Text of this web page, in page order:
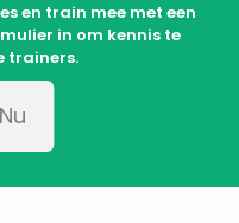
en train mee met een
in om kennis te
trainers.